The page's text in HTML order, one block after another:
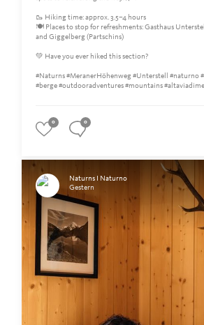
🥾 Hiking time: approx. 3.5–4 hours
🍽️ Places to stop for refreshments: Gasthaus
and Giggelberg (Partschins)
💚 Have you ever hiked this section?
#Naturns #MeranerHöhenweg #Unterstell #naturno
#berge #outdooradventures #mountains
0 0
Naturns I Naturno
Gestern